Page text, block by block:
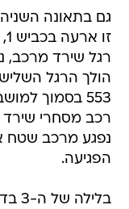
גם בתאונה
רגל שירד מרכב,
הולך הרגל
553 בסמוך
רכב מסחרי
נפגע מרכב שטח
הפגיעה.